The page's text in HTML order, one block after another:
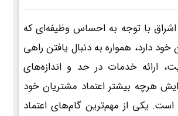
با توجه به احساس وظیفه‌ای که
خود دارد، همواره به دنبال یافتن راهی
ارائه خدمات در حد و اندازه‌های
هرچه بیشتر اعتماد مشتریان خود
یکی از مهم‌ترین گام‌های اعتماد